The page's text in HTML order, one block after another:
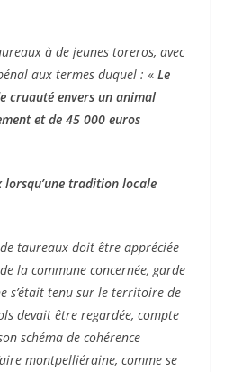
à de jeunes toreros, avec
aux termes duquel : « Le
cruauté envers un animal
et de 45 000 euros
lorsqu’une tradition locale
taureaux doit être appréciée
la commune concernée, garde
s’était tenu sur le territoire de
devait être regardée, compte
schéma de cohérence
montpelliéraine, comme se
: la feria des
émotions
Olivier Castelnau